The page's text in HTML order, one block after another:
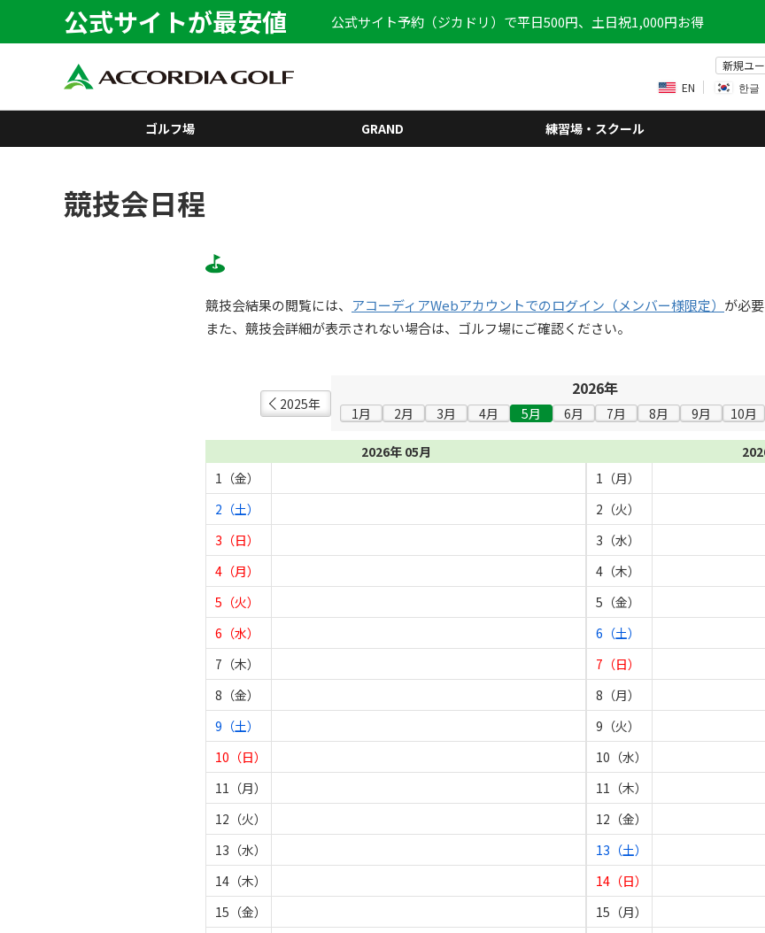
公式サイトが最安値 公式サイト予約（ジカドリ）で平日500円、土日祝1,000円お得
新規ユ
EN
한글
ゴルフ場 GRAND 練習場・スクール
競技会日程
競技会結果の閲覧には、 アコーディアWebアカウントでのログイン（メンバー様限定） が必要
また、競技会詳細が表示されない場合は、ゴルフ場にご確認ください。
2025年
2026年
1月 2月 3月 4月 5月 6月 7月 8月 9月 10月
2026年 05月
1（金）
2（土）
3（日）
4（月）
5（火）
6（水）
7（木）
8（金）
9（土）
10（日）
11（月）
12（火）
13（水）
14（木）
15（金）
1（月）
2（火）
3（水）
4（木）
5（金）
6（土）
7（日）
8（月）
9（火）
10（水）
11（木）
12（金）
13（土）
14（日）
15（月）